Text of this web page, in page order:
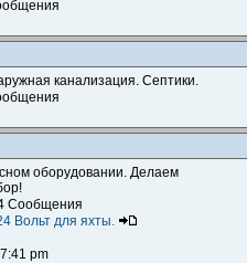
канализация. Септики.
оборудовании. Делаем
Сообщения
Вольт для яхты.
pm